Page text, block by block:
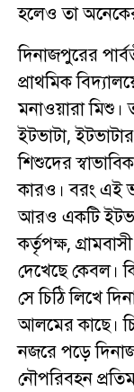
হলেও তা
দিনাজপুরের
প্রাথমিক
মনাওয়ারা মিশু।
ইটভাটা,
শিশুদের
কারও। বরং এই
আরও একটি
কর্তৃপক্ষ,
দেখেছে কেবল।
সে চিঠি লিখে
আলমের কাছে।
নজরে পড়ে
নৌপরিবহন